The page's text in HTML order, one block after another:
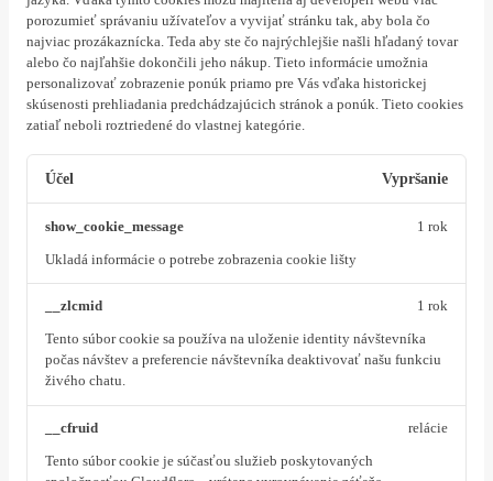
porozumieť správaniu užívateľov a vyvijať stránku tak, aby bola čo
najviac prozákaznícka. Teda aby ste čo najrýchlejšie našli hľadaný tovar
alebo čo najľahšie dokončili jeho nákup. Tieto informácie umožnia
personalizovať zobrazenie ponúk priamo pre Vás vďaka historickej
skúsenosti prehliadania predchádzajúcich stránok a ponúk. Tieto cookies
zatiaľ neboli roztriedené do vlastnej kategórie.
Účel Vypršanie
show_cookie_message
Ukladá informácie o potrebe zobrazenia cookie lišty
1 rok
__zlcmid
Tento súbor cookie sa používa na uloženie identity návštevníka
počas návštev a preferencie návštevníka deaktivovať našu funkciu
živého chatu.
1 rok
__cfruid
Tento súbor cookie je súčasťou služieb poskytovaných
relácie